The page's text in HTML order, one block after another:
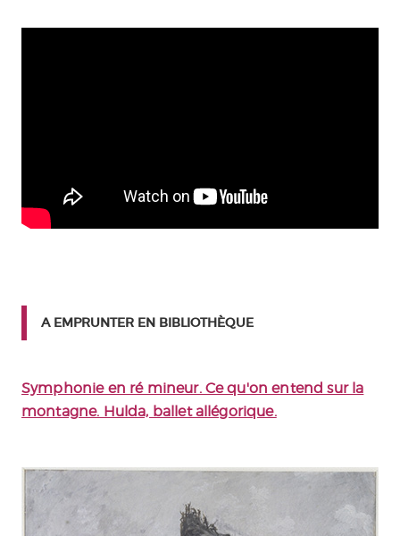
A EMPRUNTER EN BIBLIOTHÈQUE
Symphonie en ré mineur. Ce qu'on entend sur la
montagne. Hulda, ballet allégorique.